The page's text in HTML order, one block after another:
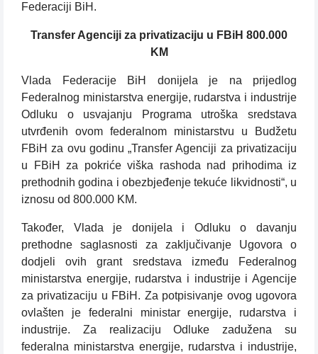
Federaciji BiH.
Transfer Agenciji za privatizaciju u FBiH 800.000
KM
Vlada Federacije BiH donijela je na prijedlog
Federalnog ministarstva energije, rudarstva i industrije
Odluku o usvajanju Programa utroška sredstava
utvrđenih ovom federalnom ministarstvu u Budžetu
FBiH za ovu godinu „Transfer Agenciji za privatizaciju
u FBiH za pokriće viška rashoda nad prihodima iz
prethodnih godina i obezbjeđenje tekuće likvidnosti“, u
iznosu od 800.000 KM.
Također, Vlada je donijela i Odluku o davanju
prethodne saglasnosti za zaključivanje Ugovora o
dodjeli ovih grant sredstava između Federalnog
ministarstva energije, rudarstva i industrije i Agencije
za privatizaciju u FBiH. Za potpisivanje ovog ugovora
ovlašten je federalni ministar energije, rudarstva i
industrije. Za realizaciju Odluke zadužena su
federalna ministarstva energije, rudarstva i industrije,